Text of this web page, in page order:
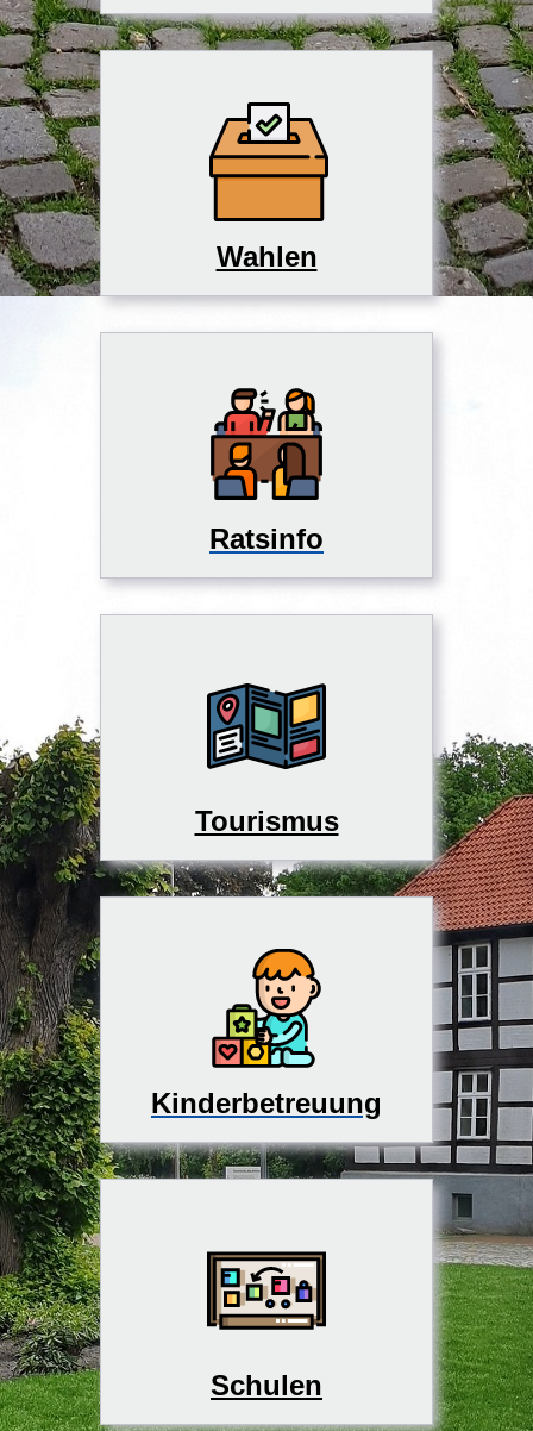
Wahlen
Ratsinfo
Tourismus
Kinderbetreuung
Schulen